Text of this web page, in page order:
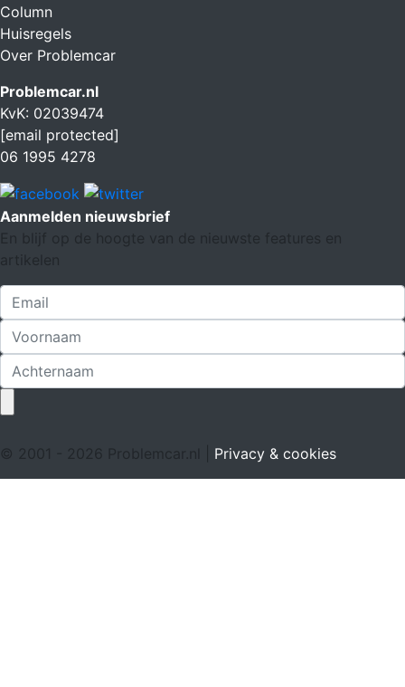
Column
Huisregels
Over Problemcar
Problemcar.nl
KvK: 02039474
[email protected]
06 1995 4278
Aanmelden nieuwsbrief
En blijf op de hoogte van de nieuwste features en
artikelen
© 2001 - 2026 Problemcar.nl | Privacy & cookies